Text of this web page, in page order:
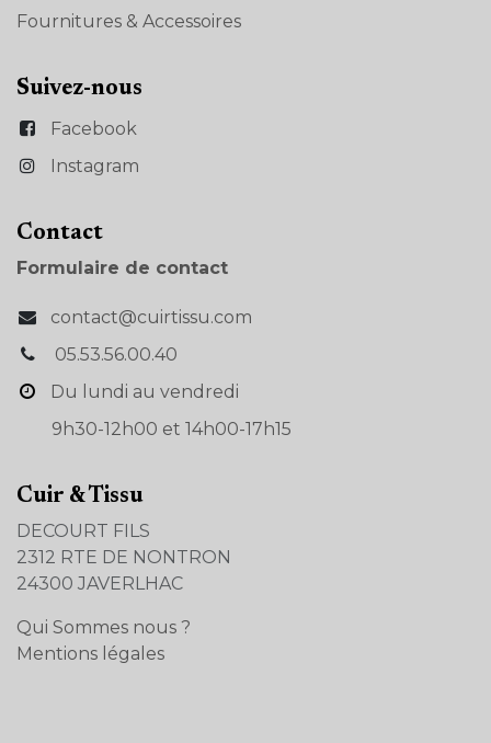
Fournitures & Accessoires
Suivez-nous
Facebook
Instagram
Con​tact
Formulaire de contact
contact@cuirtissu.com
05.53.56.00.40
Du lundi au vendredi
9h30-12h00 et 14h00-17h15
Cuir & Tissu
DECOURT FILS
2312 RTE DE NONTRON
24300 JAVERLHAC
Qui Sommes nous ?
Mentions légales